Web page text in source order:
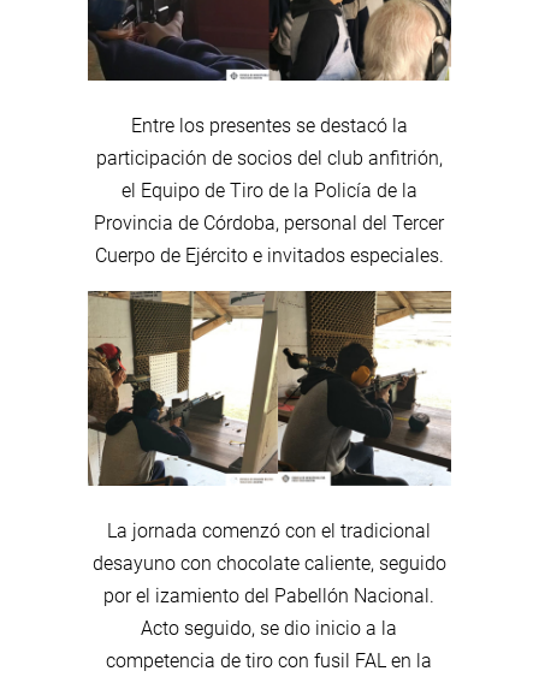
Entre los presentes se destacó la
participación de socios del club anfitrión,
el Equipo de Tiro de la Policía de la
Provincia de Córdoba, personal del Tercer
Cuerpo de Ejército e invitados especiales.
La jornada comenzó con el tradicional
desayuno con chocolate caliente, seguido
por el izamiento del Pabellón Nacional.
Acto seguido, se dio inicio a la
competencia de tiro con fusil FAL en la